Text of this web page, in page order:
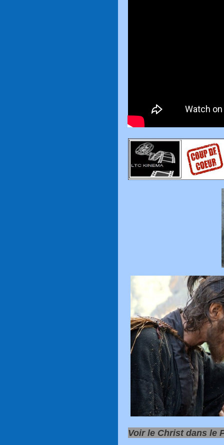
Voir le Christ dans le